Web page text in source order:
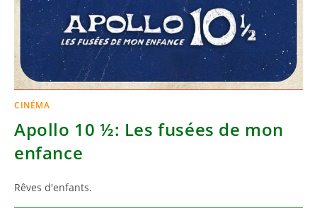
CINÉMA
Apollo 10 ½: Les fusées de mon
enfance
Rêves d'enfants.